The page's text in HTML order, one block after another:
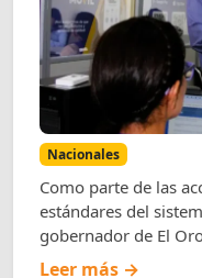
Nacionales
Como parte de las
estándares del
gobernador de El
Leer más →